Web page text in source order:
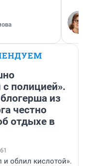
с полицией».
из
честно
отдыхе в
61
и облил кислотой».